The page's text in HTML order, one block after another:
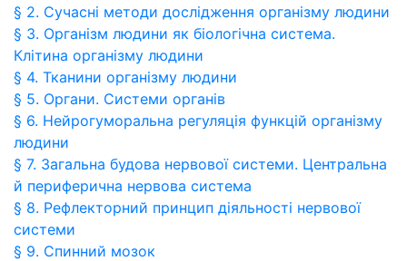
§ 2. Сучасні методи дослідження організму людини
§ 3. Організм людини як біологічна система.
Клітина організму людини
§ 4. Тканини організму людини
§ 5. Органи. Системи органів
§ 6. Нейрогуморальна регуляція функцій організму
людини
§ 7. Загальна будова нервової системи. Центральна
й периферична нервова система
§ 8. Рефлекторний принцип діяльності нервової
системи
§ 9. Спинний мозок